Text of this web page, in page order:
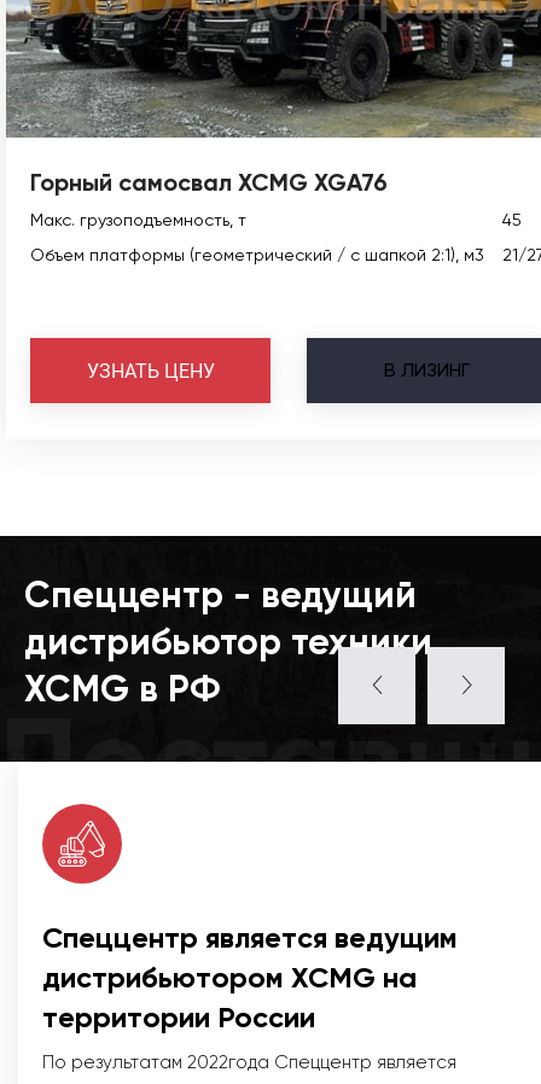
Горный самосвал XCMG XGA76
Макс. грузоподъемность, т
45
Объем платформы (геометрический / с шапкой 2:1), м3
21/
В ЛИЗИНГ
УЗНАТЬ ЦЕНУ
Спеццентр - ведущий
дистрибьютор техники
XCMG в РФ
Спеццентр является ведущим
дистрибьютором XCMG на
территории России
По результатам 2022года Спеццентр является